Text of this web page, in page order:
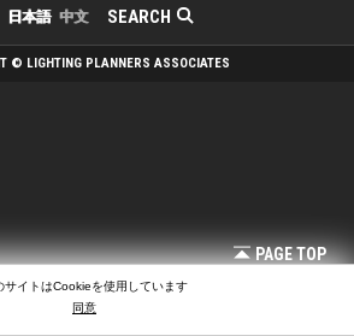
SEARCH
日本語 中文
PAGE TOP
© LIGHTING PLANNERS ASSOCIATES
サイトはCookieを使用しています
同意